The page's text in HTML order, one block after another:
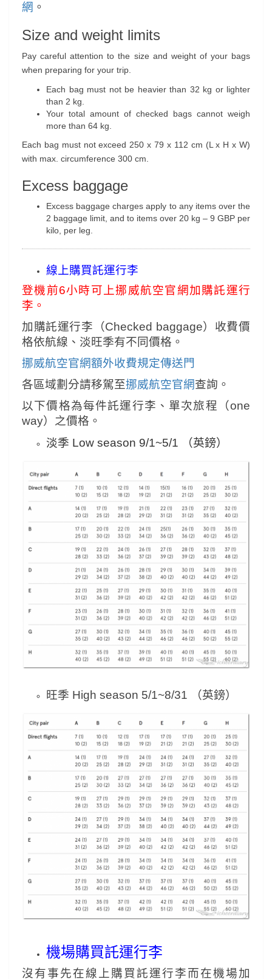
網 。
Size and weight limits
Pay careful attention to the size and weight of your bags
when preparing for your trip.
Each bag must not be heavier than 32 kg or lighter
than 2 kg.
Your total amount of checked bags cannot weigh
more than 64 kg.
Each bag must not exceed 250 x 79 x 112 cm (L x H x W)
with max. circumference 300 cm.
Excess baggage
Excess baggage charges apply to any items over the
2 baggage limit, and to items over 20 kg – 9 GBP per
kilo, per leg.
線上購買託運行李
登機前6小時可上挪威航空官網加購託運行
李。
加購託運行李（Checked baggage）收費價
格依航線、淡旺季有不同價格。
挪威航空官網額外收費規定傳送門
各區域劃分請移駕至挪威航空官網查詢。
以下價格為每件託運行李、單次旅程（one
way）之價格。
淡季 Low season 9/1~5/1 （英鎊）
旺季 High season 5/1~8/31 （英鎊）
機場購買託運行李
沒有事先在線上購買託運行李而在機場加